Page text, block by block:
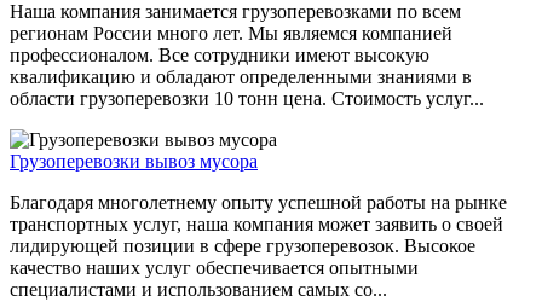
Наша компания занимается грузоперевозками по всем
регионам России много лет. Мы являемся компанией
профессионалом. Все сотрудники имеют высокую
квалификацию и обладают определенными знаниями в
области грузоперевозки 10 тонн цена. Стоимость услуг...
Грузоперевозки вывоз мусора
Благодаря многолетнему опыту успешной работы на рынке
транспортных услуг, наша компания может заявить о своей
лидирующей позиции в сфере грузоперевозок. Высокое
качество наших услуг обеспечивается опытными
специалистами и использованием самых со...